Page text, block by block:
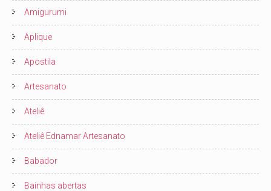
Amigurumi
Aplique
Apostila
Artesanato
Ateliê
Ateliê Ednamar Artesanato
Babador
Bainhas abertas